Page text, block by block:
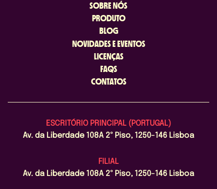
SOBRE NÓS
PRODUTO
BLOG
NOVIDADES E EVENTOS
LICENÇAS
FAQS
CONTATOS
ESCRITÓRIO PRINCIPAL (PORTUGAL)
Av. da Liberdade 108A 2º Piso, 1250-146 Lisboa
FILIAL
Av. da Liberdade 108A 2º Piso, 1250-146 Lisboa